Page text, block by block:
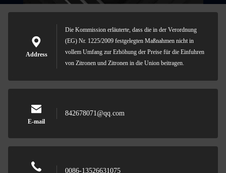
Address
Die Kommission erläuterte, dass die in der Verordnung
(EG) Nr. 1225/2009 festgelegten Maßnahmen nicht in
vollem Umfang zur Erhöhung der Preise für die Einfuhren
von Zitronen und Zitronen in die Union beitragen.
E-mail
842678071@qq.com
0086-13526631075